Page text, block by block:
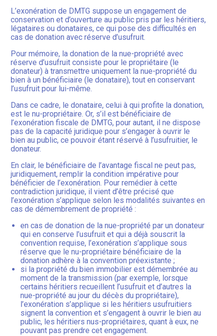
L’exonération de DMTG suppose un engagement de
conservation et d’ouverture au public pris par les héritiers,
légataires ou donataires, ce qui pose des difficultés en
cas de donation avec réserve d’usufruit.
Pour mémoire, la donation de la nue-propriété avec
réserve d’usufruit consiste pour le propriétaire (le
donateur) à transmettre uniquement la nue-propriété du
bien à un bénéficiaire (le donataire), tout en conservant
l’usufruit pour lui-même.
Dans ce cadre, le donataire, celui à qui profite la donation,
est le nu-propriétaire. Or, s’il est bénéficiaire de
l’exonération fiscale de DMTG, pour autant, il ne dispose
pas de la capacité juridique pour s’engager à ouvrir le
bien au public, ce pouvoir étant réservé à l’usufruitier, le
donateur.
En clair, le bénéficiaire de l’avantage fiscal ne peut pas,
juridiquement, remplir la condition impérative pour
bénéficier de l’exonération. Pour remédier à cette
contradiction juridique, il vient d’être précisé que
l’exonération s’applique selon les modalités suivantes en
cas de démembrement de propriété :
en cas de donation de la nue-propriété par un donateur
qui en conserve l’usufruit et qui a déjà souscrit la
convention requise, l’exonération s’applique sous
réserve que le nu-propriétaire bénéficiaire de la
donation adhère à la convention préexistante ;
si la propriété du bien immobilier est démembrée au
moment de la transmission (par exemple, lorsque
certains héritiers recueillent l’usufruit et d’autres la
nue-propriété au jour du décès du propriétaire),
l’exonération s’applique si les héritiers usufruitiers
signent la convention et s’engagent à ouvrir le bien au
public, les héritiers nus-propriétaires, quant à eux, ne
pouvant pas prendre cet engagement.